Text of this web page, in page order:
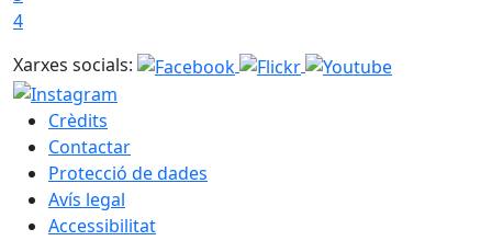
4
Xarxes socials:
Crèdits
Contactar
Protecció de dades
Avís legal
Accessibilitat